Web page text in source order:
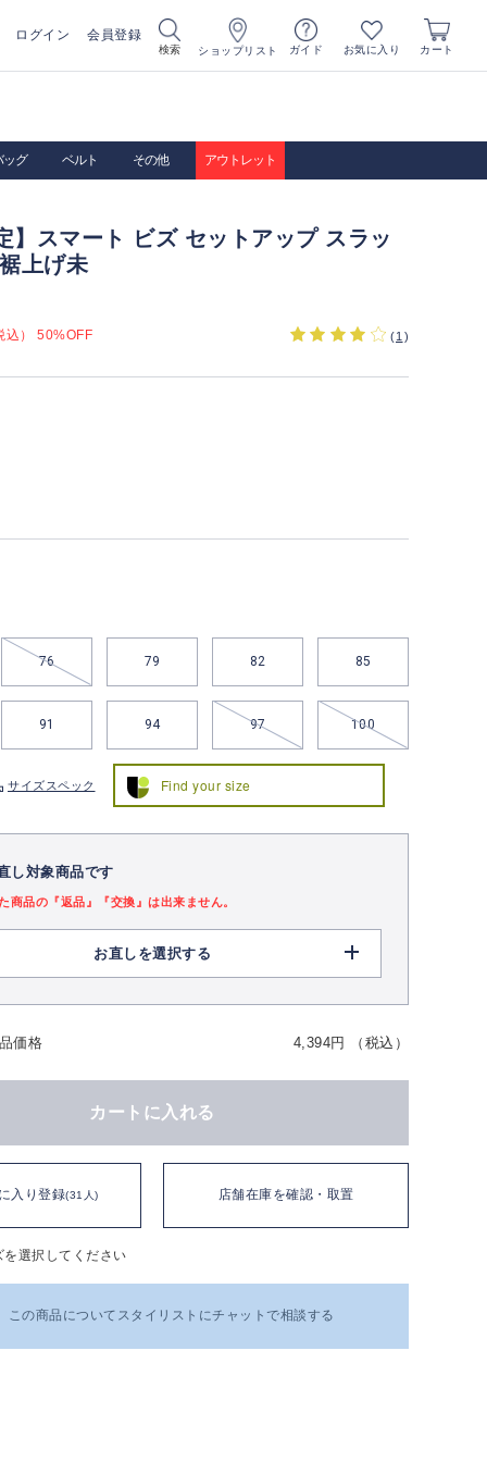
ログイン 会員登録
検索 ショップリスト ガイド お気に入り カート
ッグ ベルト その他 アウトレット
】スマート ビズ セットアップ スラッ
上げ未
込） 50%OFF (1 )
76 79 82 85
91 94 97 100
サイズスペック Find your size
し対象商品です
商品の『返品』『交換』は出来ません。
お直しを選択する
価格 4,394円 （税込）
カートに入れる
入り登録(31人) 店舗在庫を確認・取置
選択してください
この商品についてスタイリストにチャットで相談する